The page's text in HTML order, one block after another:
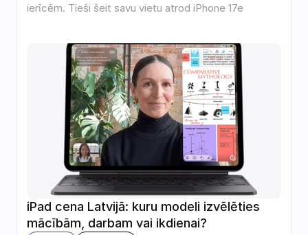
ierīcēm. Tieši šeit savu vietu atrod iPhone 17e
iPad cena Latvijā: kuru modeli izvēlēties
mācībām, darbam vai ikdienai?